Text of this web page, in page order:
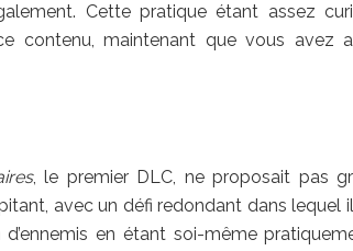
Cette pratique étant assez
contenu, maintenant que vous avez
, le premier DLC, ne proposait pas
avec un défi redondant dans lequel
en étant soi-même